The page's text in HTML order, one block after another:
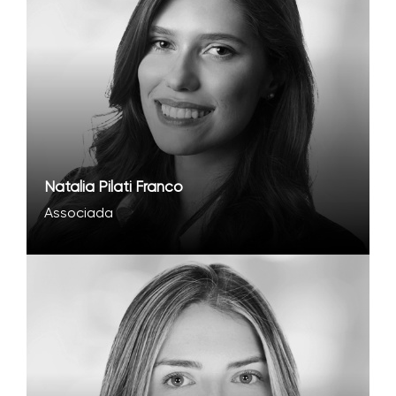
Natalia Pilati Franco
Associada